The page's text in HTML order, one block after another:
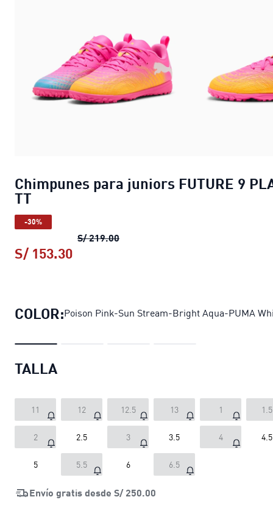
Chimpunes para juniors FUTURE 9
TT
-30%
S/ 219.00Chimpunes para juniors FUTURE 9
S/ 153.30
COLOR:Poison Pink-Sun Stream-Bright Aqua-PUMA
TALLA
11 12 12.5 13 1 1.5
2 2.5 3 3.5 4 4.5
5 5.5 6 6.5
Envío gratis desde S/ 250.00